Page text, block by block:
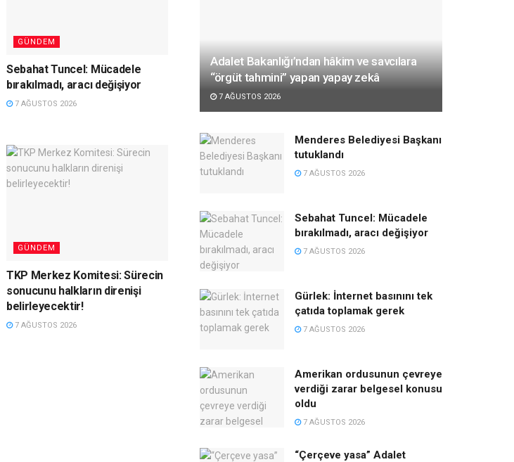
GÜNDEM
Sebahat Tuncel: Mücadele
bırakılmadı, aracı değişiyor
7 AĞUSTOS 2026
GÜNDEM
TKP Merkez Komitesi: Sürecin
sonucunu halkların direnişi
belirleyecektir!
7 AĞUSTOS 2026
Adalet Bakanlığı’ndan hâkim ve savcılara
“örgüt tahmini” yapan yapay zekâ
7 AĞUSTOS 2026
Menderes Belediyesi Başkanı
tutuklandı
7 AĞUSTOS 2026
Sebahat Tuncel: Mücadele
bırakılmadı, aracı değişiyor
7 AĞUSTOS 2026
Gürlek: İnternet basınını tek
çatıda toplamak gerek
7 AĞUSTOS 2026
Amerikan ordusunun çevreye
verdiği zarar belgesel konusu
oldu
7 AĞUSTOS 2026
“Çerçeve yasa” Adalet